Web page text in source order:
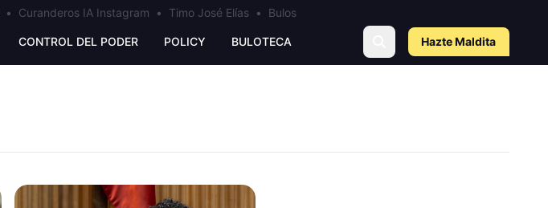
• Curanderos IA Instagram • Timo José Elías • Bulos
CONTROL DEL PODER POLICY BULOTECA Hazte Maldita